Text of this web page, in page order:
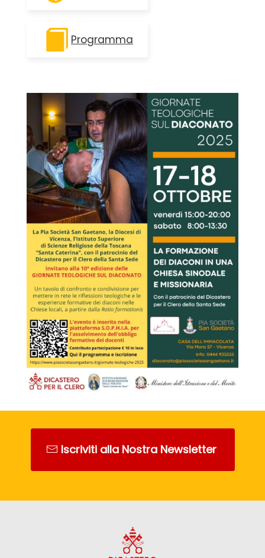
Programma
Iscriviti alla Nostra Newsletter